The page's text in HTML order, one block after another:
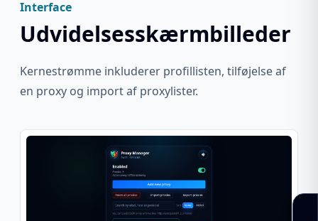
Interface
Udvidelsesskærmbilleder
Kernestrømme inkluderer profillisten, tilføjelse af
en proxy og import af proxylister.